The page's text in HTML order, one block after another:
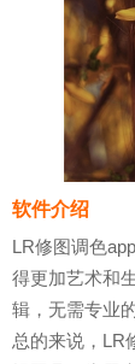
软件介绍
LR修图调色
得更加艺术和
辑，无需专业
总的来说，LR